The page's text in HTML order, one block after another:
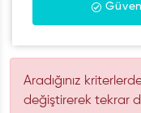
Aradığınız
değiştirerek tekrar